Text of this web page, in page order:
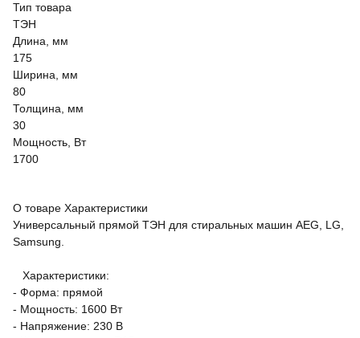
Тип товара
ТЭН
Длина, мм
175
Ширина, мм
80
Толщина, мм
30
Мощность, Вт
1700
О товаре Характеристики
Универсальный прямой ТЭН для стиральных машин AEG, LG,
Samsung.
Характеристики:
- Форма: прямой
- Мощность: 1600 Вт
- Напряжение: 230 В